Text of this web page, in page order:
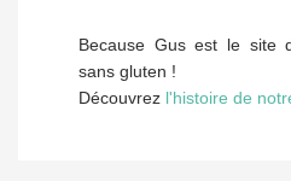
Because Gus est le site
sans gluten !
Découvrez l'histoire de